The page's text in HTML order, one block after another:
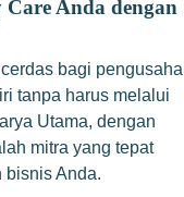
Anda dengan
bagi pengusaha
tanpa harus melalui
Utama, dengan
mitra yang tepat
bisnis Anda.